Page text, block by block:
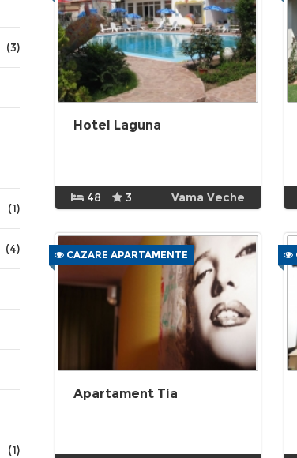
(3)
(1)
(4)
(1)
Hotel Laguna
48 3 Vama Veche
CAZARE APARTAMENTE
Apartament Tia